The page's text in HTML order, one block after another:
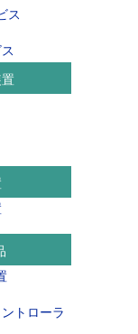
ス
トローラ